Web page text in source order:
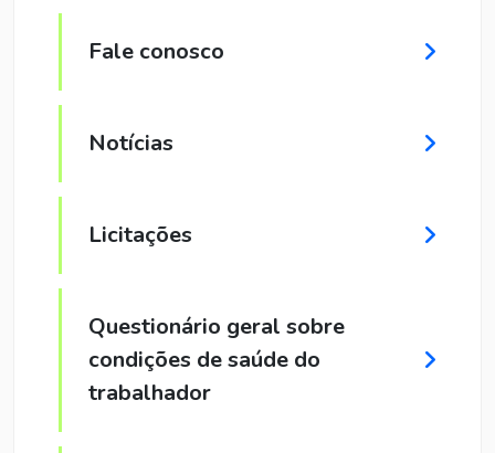
Fale conosco
Notícias
Licitações
Questionário geral sobre
condições de saúde do
trabalhador